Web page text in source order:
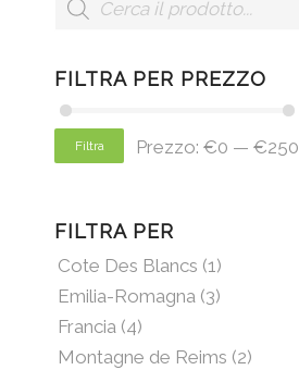
FILTRA PER PREZZO
Filtra Prezzo: €0 — €250
FILTRA PER
Cote Des Blancs (1)
Emilia-Romagna (3)
Francia (4)
Montagne de Reims (2)